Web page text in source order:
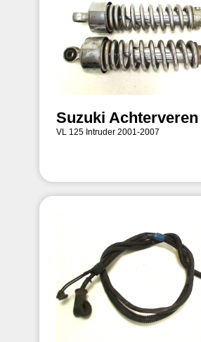
Suzuki
VL 125 Intruder 2001-2007